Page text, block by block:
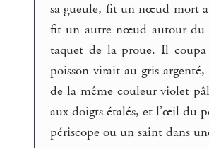
sa gueule, fit un nœud mort
fit un autre nœud autour du
taquet de la proue. Il
poisson virait au gris
de la même couleur violet
aux doigts étalés, et l’œil du
périscope ou un saint dans